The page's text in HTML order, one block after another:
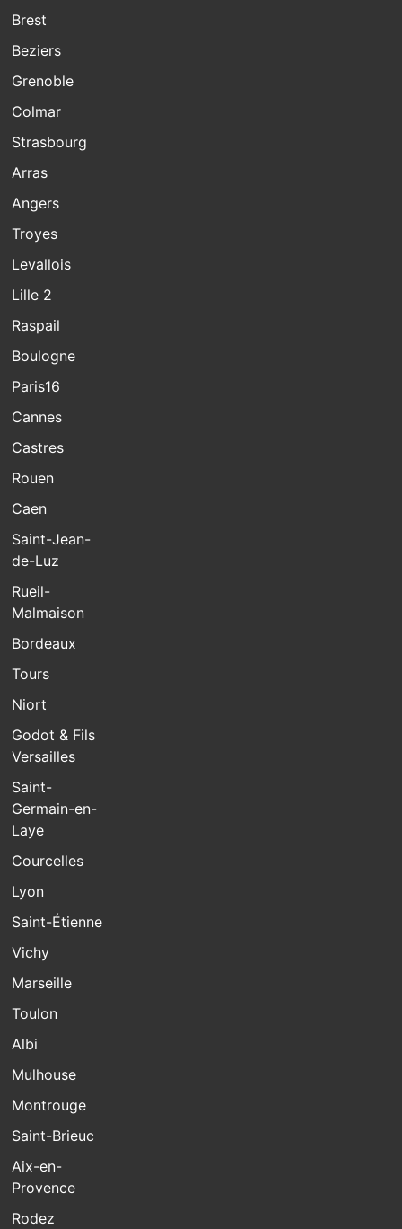
Brest
Beziers
Grenoble
Colmar
Strasbourg
Arras
Angers
Troyes
Levallois
Lille 2
Raspail
Boulogne
Paris16
Cannes
Castres
Rouen
Caen
Saint-Jean-
de-Luz
Rueil-
Malmaison
Bordeaux
Tours
Niort
Godot & Fils
Versailles
Saint-
Germain-en-
Laye
Courcelles
Lyon
Saint-Étienne
Vichy
Marseille
Toulon
Albi
Mulhouse
Montrouge
Saint-Brieuc
Aix-en-
Provence
Rodez